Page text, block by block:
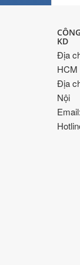
KD
Địa
HCM
Địa
Nội